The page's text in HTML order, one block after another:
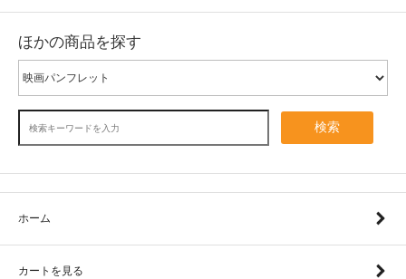
ほかの商品を探す
検索
ホーム
カートを見る